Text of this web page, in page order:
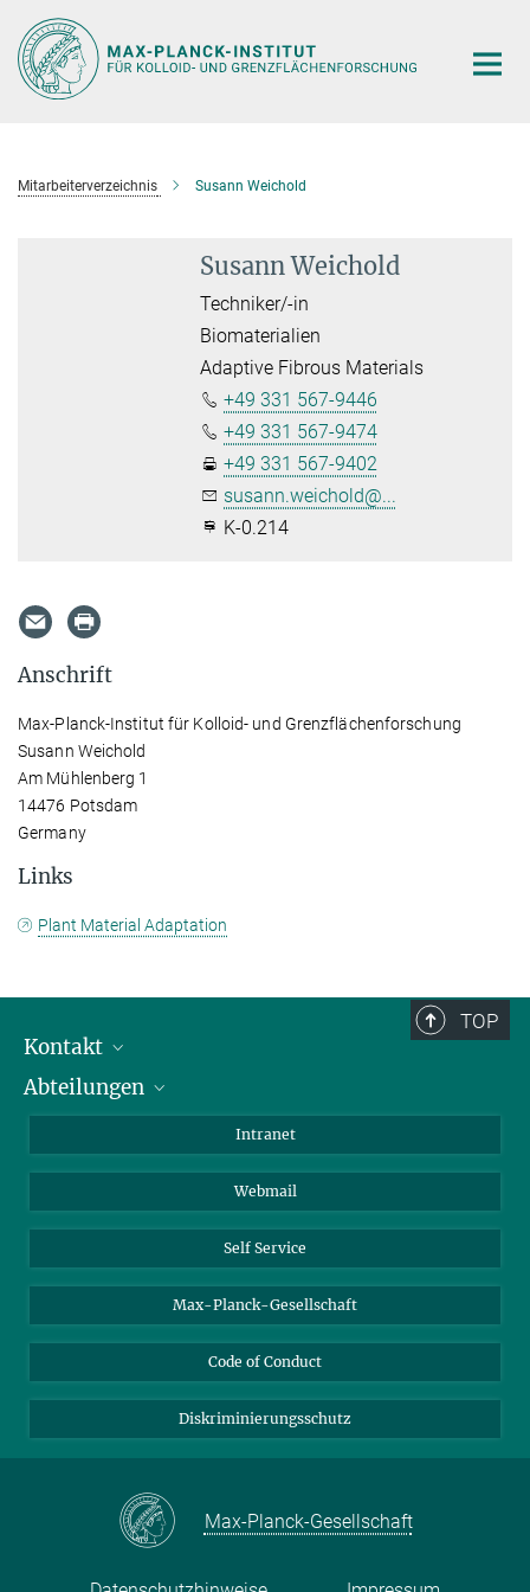
Hauptinhalt
Mitarbeiterverzeichnis Susann Weichold
Susann Weichold
Techniker/-in
Biomaterialien
Adaptive Fibrous Materials
+49 331 567-9446
+49 331 567-9474
+49 331 567-9402
susann.weichold@...
K-0.214
Anschrift
Max-Planck-Institut für Kolloid- und Grenzflächenforschung
Susann Weichold
Am Mühlenberg 1
14476 Potsdam
Germany
Links
Plant Material Adaptation
TOP
Kontakt
Mitarbeiterverzeichnis
Abteilungen
Kolloidchemie
Nachhaltige und Bio-inspirierte Materialien
Intranet
Webmail
Self Service
Max-Planck-Gesellschaft
Code of Conduct
Diskriminierungsschutz
Max-Planck-Gesellschaft